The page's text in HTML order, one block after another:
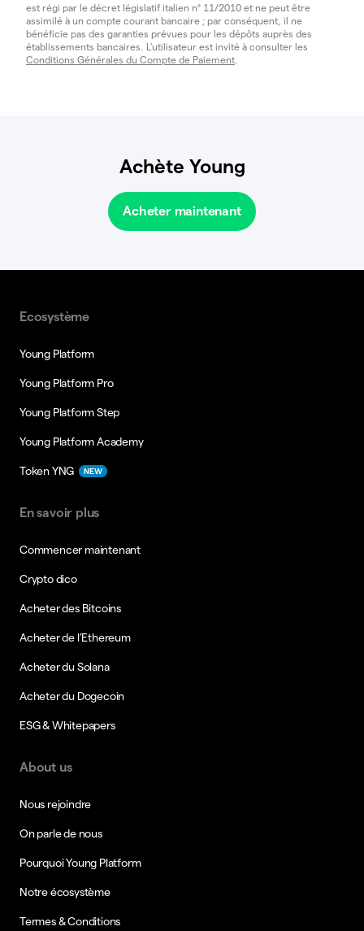
est régi par le décret législatif italien n° 11/2010 et ne peut être
assimilé à un compte courant bancaire ; par conséquent, il ne
bénéficie pas des garanties prévues pour les dépôts auprès des
établissements bancaires. L'utilisateur est invité à consulter les
Conditions Générales du Compte de Paiement.
Achète Young
Acheter maintenant
Ecosystème
Young Platform
Young Platform Pro
Young Platform Step
Young Platform Academy
Token YNG NEW
En savoir plus
Commencer maintenant
Crypto dico
Acheter des Bitcoins
Acheter de l’Ethereum
Acheter du Solana
Acheter du Dogecoin
ESG & Whitepapers
About us
Nous rejoindre
On parle de nous
Pourquoi Young Platform
Notre écosystème
Termes & Conditions